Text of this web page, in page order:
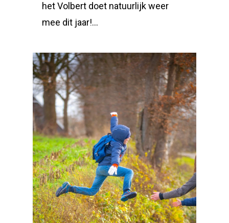
het Volbert doet natuurlijk weer
mee dit jaar!…